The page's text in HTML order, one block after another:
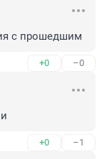
с прошедшим
+0 –0
+0 –1